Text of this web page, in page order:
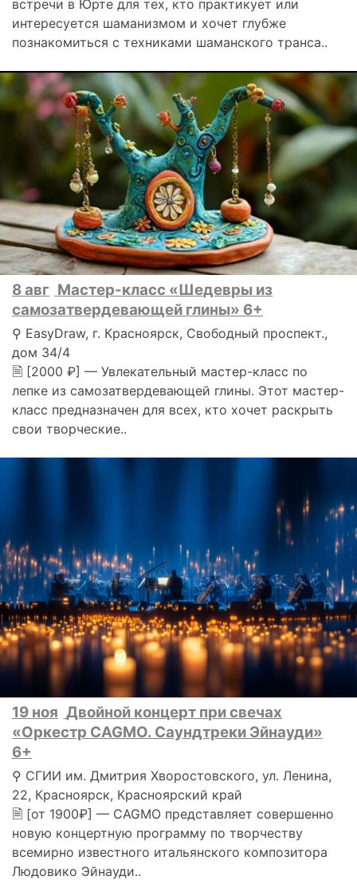
встречи в Юрте для тех, кто практикует или
интересуется шаманизмом и хочет глубже
познакомиться с техниками шаманского транса..
8 авг Мастер-класс «Шедевры из
самозатвердевающей глины» 6+
⚲ EasyDraw, г. Красноярск, Свободный проспект.,
дом 34/4
🗎 [2000 ₽] — Увлекательный мастер-класс по
лепке из самозатвердевающей глины. Этот мастер-
класс предназначен для всех, кто хочет раскрыть
свои творческие..
19 ноя Двойной концерт при свечах
«Оркестр CAGMO. Саундтреки Эйнауди»
6+
⚲ СГИИ им. Дмитрия Хворостовского, ул. Ленина,
22, Красноярск, Красноярский край
🗎 [от 1900₽] — CAGMO представляет совершенно
новую концертную программу по творчеству
всемирно известного итальянского композитора
Людовико Эйнауди..